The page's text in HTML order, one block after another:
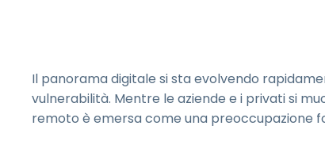
Il panorama digitale si sta evolvendo
vulnerabilità. Mentre le aziende e i privati si
remoto è emersa come una preoccupazione